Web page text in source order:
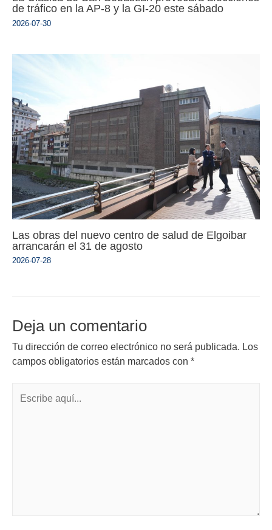
de tráfico en la AP-8 y la GI-20 este sábado
2026-07-30
Las obras del nuevo centro de salud de Elgoibar
arrancarán el 31 de agosto
2026-07-28
Deja un comentario
Tu dirección de correo electrónico no será publicada. Los
campos obligatorios están marcados con *